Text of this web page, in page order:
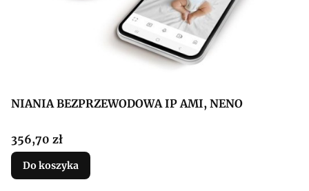
NIANIA BEZPRZEWODOWA IP AMI, NENO
Cena
356,70 zł
Do koszyka